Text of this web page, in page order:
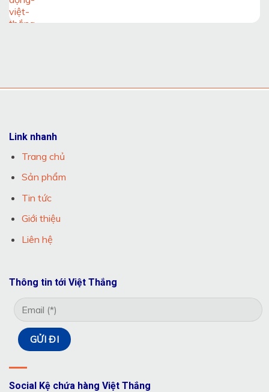
Link nhanh
Trang chủ
Sản phẩm
Tin tức
Giới thiệu
Liên hệ
Thông tin tới Việt Thắng
Social Kệ chứa hàng Việt Thắng